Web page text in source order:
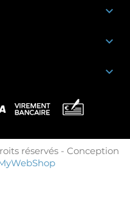



réservés - Conception